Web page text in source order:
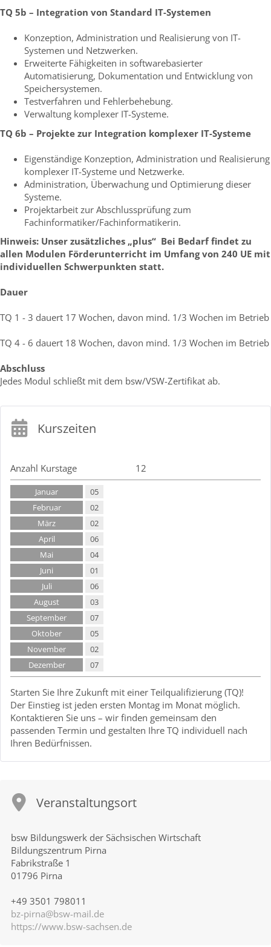
TQ 5b – Integration von Standard IT-Systemen
Konzeption, Administration und Realisierung von IT-
Systemen und Netzwerken.
Erweiterte Fähigkeiten in softwarebasierter
Automatisierung, Dokumentation und Entwicklung von
Speichersystemen.
Testverfahren und Fehlerbehebung.
Verwaltung komplexer IT-Systeme.
TQ 6b – Projekte zur Integration komplexer IT-Systeme
Eigenständige Konzeption, Administration und Realisierung
komplexer IT-Systeme und Netzwerke.
Administration, Überwachung und Optimierung dieser
Systeme.
Projektarbeit zur Abschlussprüfung zum
Fachinformatiker/Fachinformatikerin.
Hinweis: Unser zusätzliches „plus“ Bei Bedarf findet zu
allen Modulen Förderunterricht im Umfang von 240 UE mit
individuellen Schwerpunkten statt.
Dauer
TQ 1 - 3 dauert 17 Wochen, davon mind. 1/3 Wochen im Betrieb
TQ 4 - 6 dauert 18 Wochen, davon mind. 1/3 Wochen im Betrieb
Abschluss
Jedes Modul schließt mit dem bsw/VSW-Zertifikat ab.
Kurszeiten
Anzahl Kurstage 12
Januar
05
Februar
02
März
02
April
06
Mai
04
Juni
01
Juli
06
August
03
September
07
Oktober
05
November
02
Dezember
07
Starten Sie Ihre Zukunft mit einer Teilqualifizierung (TQ)!
Der Einstieg ist jeden ersten Montag im Monat möglich.
Kontaktieren Sie uns – wir finden gemeinsam den
passenden Termin und gestalten Ihre TQ individuell nach
Ihren Bedürfnissen.
Veranstaltungsort
bsw Bildungswerk der Sächsischen Wirtschaft
Bildungszentrum Pirna
Fabrikstraße 1
01796 Pirna
+49 3501 798011
bz-pirna@bsw-mail.de
https://www.bsw-sachsen.de